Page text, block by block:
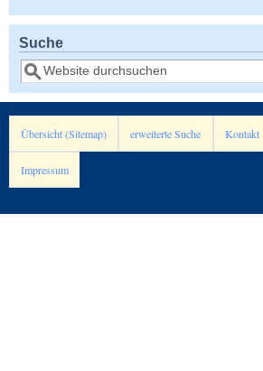
Suche
Suche
Übersicht (Sitemap) erweiterte Suche Kontakt
Impressum